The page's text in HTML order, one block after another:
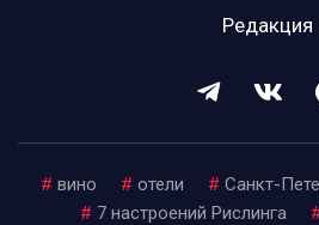
Редакция
# вино # отели # Санкт-
# 7 настроений Рислинга